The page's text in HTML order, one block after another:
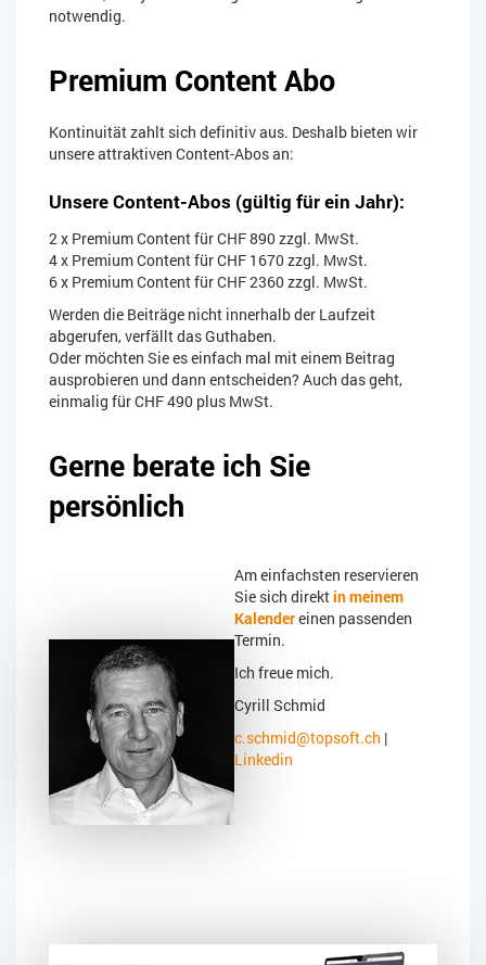
notwendig.
Premium Content Abo
Kontinuität zahlt sich definitiv aus. Deshalb bieten wir
unsere attraktiven Content-Abos an:
Unsere Content-Abos (gültig für ein Jahr):
2 x Premium Content für CHF 890 zzgl. MwSt.
4 x Premium Content für CHF 1670 zzgl. MwSt.
6 x Premium Content für CHF 2360 zzgl. MwSt.
Werden die Beiträge nicht innerhalb der Laufzeit
abgerufen, verfällt das Guthaben.
Oder möchten Sie es einfach mal mit einem Beitrag
ausprobieren und dann entscheiden? Auch das geht,
einmalig für CHF 490 plus MwSt.
Gerne berate ich Sie
persönlich
Am einfachsten reservieren
Sie sich direktin meinem
Kalendereinen passenden
Termin.
Ich freue mich.
Cyrill Schmid
c.schmid@topsoft.ch |
Linkedin